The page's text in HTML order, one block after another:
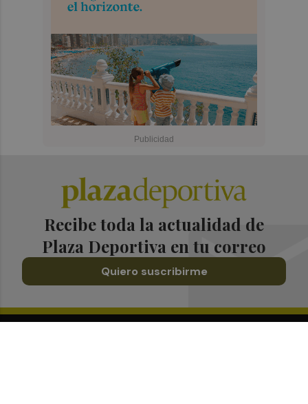
Recibe toda la actualidad de
Plaza Deportiva en tu correo
Quiero suscribirme